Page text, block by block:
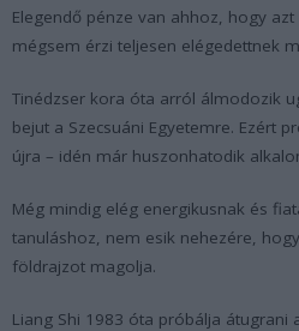
Elegendő pénze van ahhoz, hogy
mégsem érzi teljesen elégedettnek
Tinédzser kora óta arról álmodozik
bejut a Szecsuáni Egyetemre. Ezért
újra – idén már huszonhatodik
Még mindig elég energikusnak és
tanuláshoz, nem esik nehezére,
földrajzot magolja.
Liang Shi 1983 óta próbálja átugrani